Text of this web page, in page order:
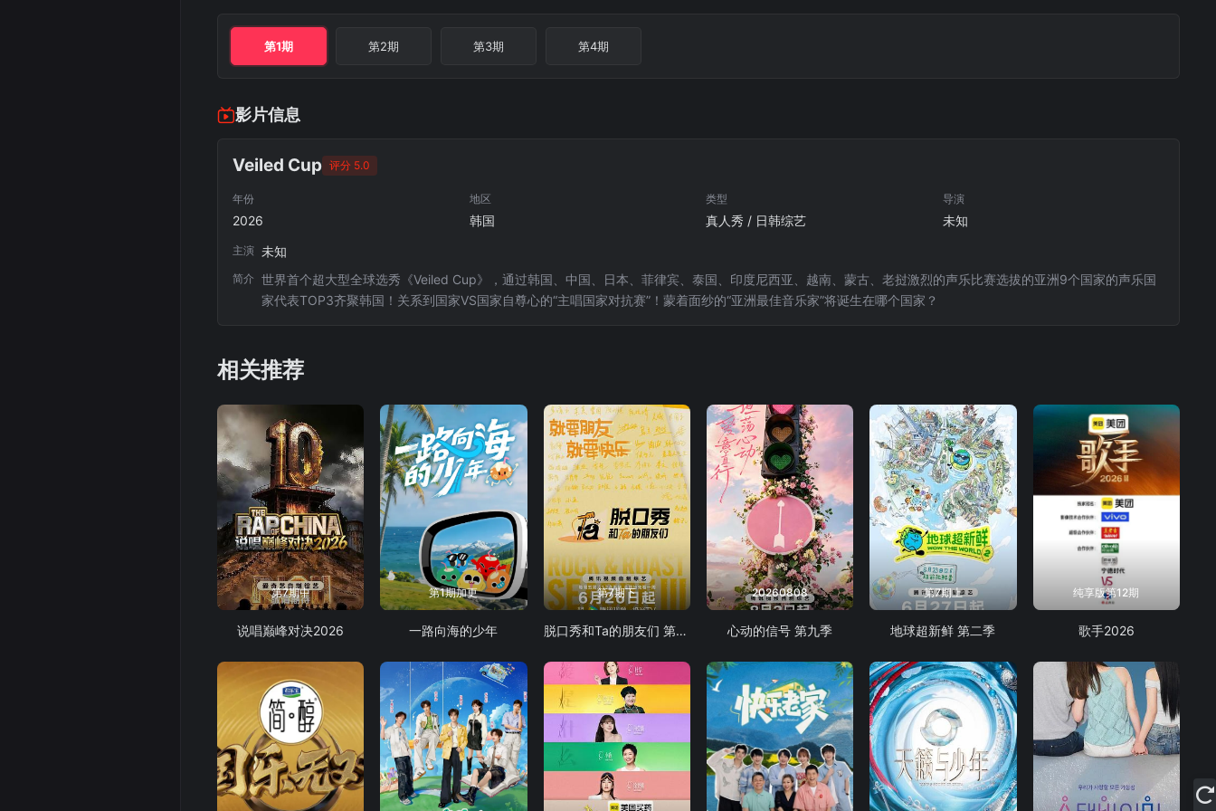
第1期 第2期 第3期 第4期
影片信息
Veiled Cup 评分 5.0
年份
2026
地区
韩国
类型
真人秀 / 日韩综艺
导演
未知
主演 未知
简介 世界首个超大型全球选秀《Veiled Cup》，通过韩国、中国、日本、菲律宾、泰国、印度尼西亚、越南、蒙古、老挝激烈的声乐比赛选拔的亚洲9个国家的声乐国
家代表TOP3齐聚韩国！关系到国家VS国家自尊心的“主唱国家对抗赛”！蒙着面纱的“亚洲最佳音乐家”将诞生在哪个国家？
相关推荐
第7期中
说唱巅峰对决2026
第1期加更
一路向海的少年
第7期下
脱口秀和Ta的朋友们 第三季
20260808
心动的信号 第九季
第7期上
地球超新鲜 第二季
纯享版第12期
歌手2026